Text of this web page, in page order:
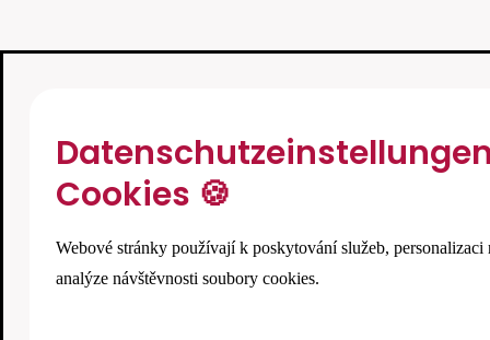
Cookies 🍪
Webové stránky používají k poskytování služeb, personalizaci
analýze návštěvnosti soubory cookies.